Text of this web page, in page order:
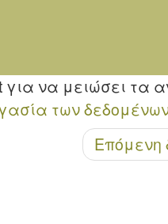
για να μειώσει τα
των
Επόμενη